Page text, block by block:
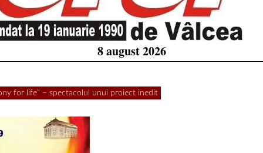
8 august 2026
for life” – spectacolul unui proiect inedit